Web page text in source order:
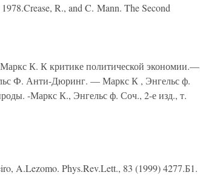
R., and C. Mann. The Second
К. К критике политической экономии.—
Ф. Анти-Дюринг. — Маркс К , Энгельс ф.
-Маркс К., Энгельс ф. Соч., 2-е изд., т.
A.Lezomo. Phys.Rev.Lett., 83 (1999) 4277.Б1.